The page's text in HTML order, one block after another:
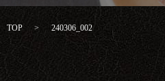
TOP 240306_002